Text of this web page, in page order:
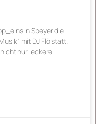
in Speyer die
mit DJ Flö statt.
nur leckere